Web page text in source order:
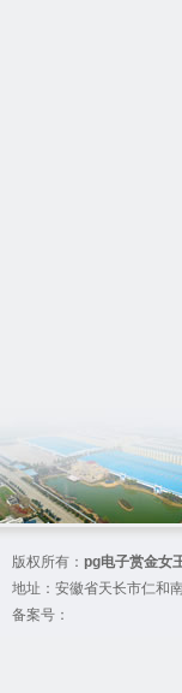
版权所有： pg电子赏金女
地址：安徽省天长市仁
备案号：